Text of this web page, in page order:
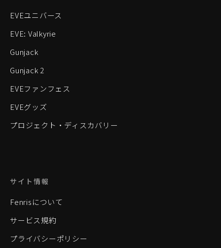
EVEユニバース
EVE: Valkyrie
Gunjack
Gunjack 2
EVEファンフェス
EVEグッズ
プロジェクト・ディスカバリー
サイト情報
Fenrisについて
サービス規約
プライバシーポリシー